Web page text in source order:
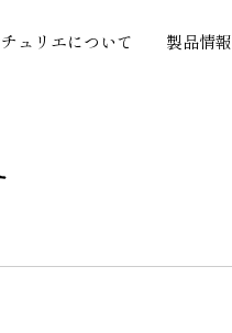
ュリエについて 製品情報